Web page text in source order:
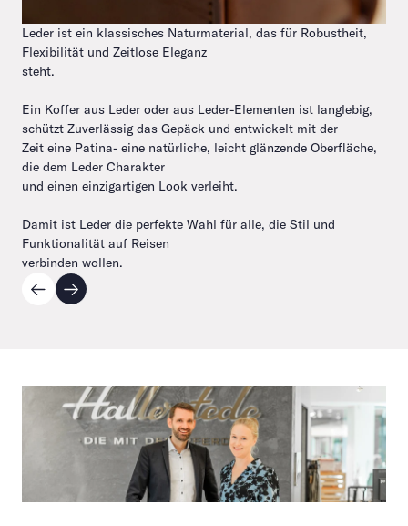
Leder ist ein klassisches Naturmaterial, das für Robustheit,
Flexibilität und Zeitlose Eleganz
steht.
Ein Koffer aus Leder oder aus Leder-Elementen ist langlebig,
schützt Zuverlässig das Gepäck und entwickelt mit der
Zeit eine Patina- eine natürliche, leicht glänzende Oberfläche,
die dem Leder Charakter
und einen einzigartigen Look verleiht.
Damit ist Leder die perfekte Wahl für alle, die Stil und
Funktionalität auf Reisen
verbinden wollen.